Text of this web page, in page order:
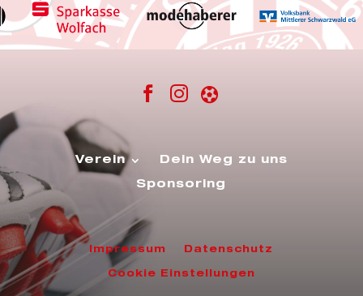
  
Verein Dein Weg zu uns
Sponsoring
Impressum Datenschutz
Cookie Einstellungen